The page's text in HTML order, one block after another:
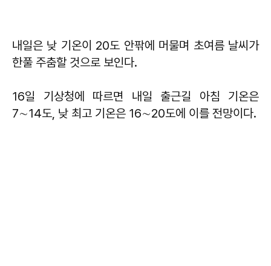
내일은 낮 기온이 20도 안팎에 머물며 초여름 날씨가
한풀 주춤할 것으로 보인다.
16일 기상청에 따르면 내일 출근길 아침 기온은
7∼14도, 낮 최고 기온은 16∼20도에 이를 전망이다.